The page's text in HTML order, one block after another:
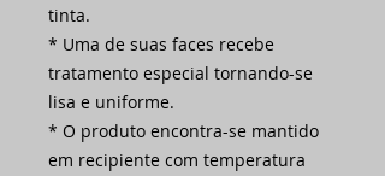
tinta.
* Uma de suas faces recebe
tratamento especial tornando-se
lisa e uniforme.
* O produto encontra-se mantido
em recipiente com temperatura